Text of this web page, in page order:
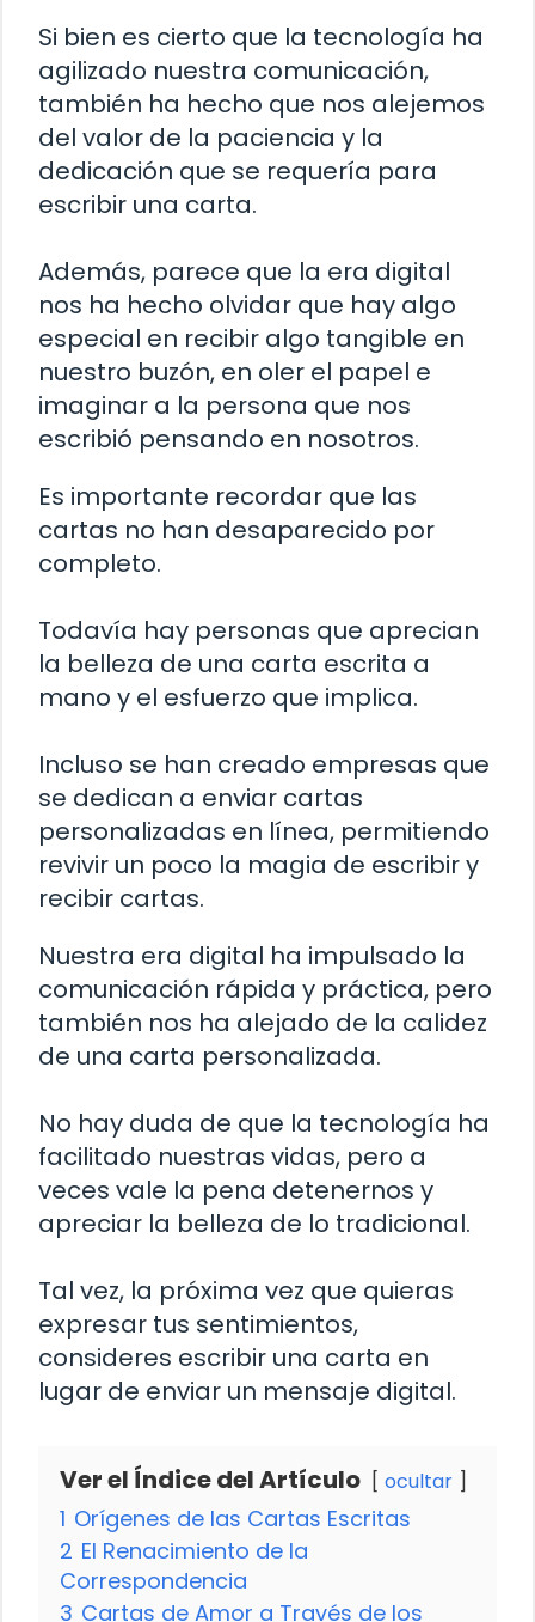
Si bien es cierto que la tecnología ha
agilizado nuestra comunicación,
también ha hecho que nos alejemos
del valor de la paciencia y la
dedicación que se requería para
escribir una carta.
Además, parece que la era digital
nos ha hecho olvidar que hay algo
especial en recibir algo tangible en
nuestro buzón, en oler el papel e
imaginar a la persona que nos
escribió pensando en nosotros.
Es importante recordar que las
cartas no han desaparecido por
completo.
Todavía hay personas que aprecian
la belleza de una carta escrita a
mano y el esfuerzo que implica.
Incluso se han creado empresas que
se dedican a enviar cartas
personalizadas en línea, permitiendo
revivir un poco la magia de escribir y
recibir cartas.
Nuestra era digital ha impulsado la
comunicación rápida y práctica, pero
también nos ha alejado de la calidez
de una carta personalizada.
No hay duda de que la tecnología ha
facilitado nuestras vidas, pero a
veces vale la pena detenernos y
apreciar la belleza de lo tradicional.
Tal vez, la próxima vez que quieras
expresar tus sentimientos,
consideres escribir una carta en
lugar de enviar un mensaje digital.
Ver el Índice del Artículo ocultar
1 Orígenes de las Cartas Escritas
2 El Renacimiento de la
Correspondencia
3 Cartas de Amor a Través de los